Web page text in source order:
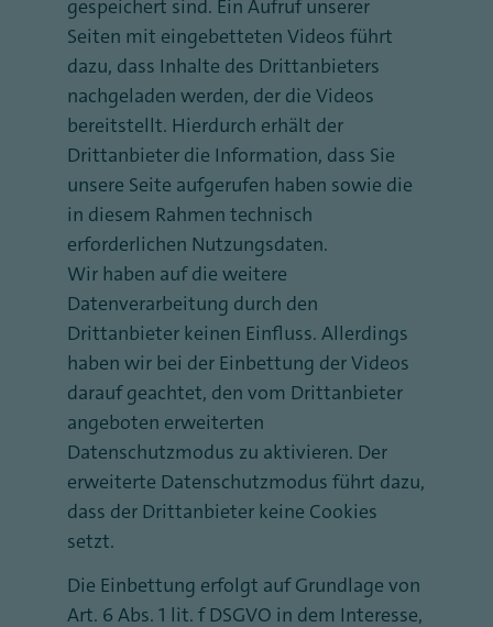
gespeichert sind. Ein Aufruf unserer
Seiten mit eingebetteten Videos führt
dazu, dass Inhalte des Drittanbieters
nachgeladen werden, der die Videos
bereitstellt. Hierdurch erhält der
Drittanbieter die Information, dass Sie
unsere Seite aufgerufen haben sowie die
in diesem Rahmen technisch
erforderlichen Nutzungsdaten.
Wir haben auf die weitere
Datenverarbeitung durch den
Drittanbieter keinen Einfluss. Allerdings
haben wir bei der Einbettung der Videos
darauf geachtet, den vom Drittanbieter
angeboten erweiterten
Datenschutzmodus zu aktivieren. Der
erweiterte Datenschutzmodus führt dazu,
dass der Drittanbieter keine Cookies
setzt.
Die Einbettung erfolgt auf Grundlage von
Art. 6 Abs. 1 lit. f DSGVO in dem Interesse,